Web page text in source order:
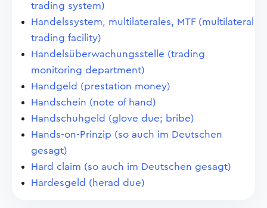
trading system)
Handelssystem, multilaterales, MTF (multilateral
trading facility)
Handelsüberwachungsstelle (trading
monitoring department)
Handgeld (prestation money)
Handschein (note of hand)
Handschuhgeld (glove due; bribe)
Hands-on-Prinzip (so auch im Deutschen
gesagt)
Hard claim (so auch im Deutschen gesagt)
Hardesgeld (herad due)